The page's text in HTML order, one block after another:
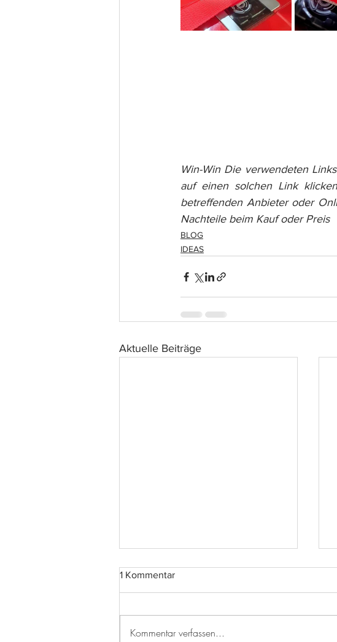
Win-Win Die verwendeten
auf einen solchen Link
betreffenden Anbieter oder
Nachteile beim Kauf oder Preis
BLOG
IDEAS
Aktuelle Beiträge
1 Kommentar
Kommentar verfassen...